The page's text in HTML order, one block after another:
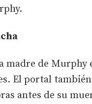
madre de
El portal
antes de su